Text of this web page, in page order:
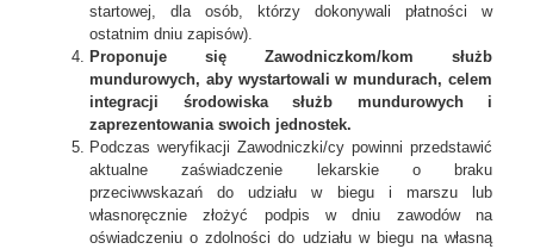
startowej, dla osób, którzy dokonywali płatności w
ostatnim dniu zapisów).
Proponuje się Zawodniczkom/kom służb
mundurowych, aby wystartowali w mundurach, celem
integracji środowiska służb mundurowych i
zaprezentowania swoich jednostek.
Podczas weryfikacji Zawodniczki/cy powinni przedstawić
aktualne zaświadczenie lekarskie o braku
przeciwwskazań do udziału w biegu i marszu lub
własnoręcznie złożyć podpis w dniu zawodów na
oświadczeniu o zdolności do udziału w biegu na własną